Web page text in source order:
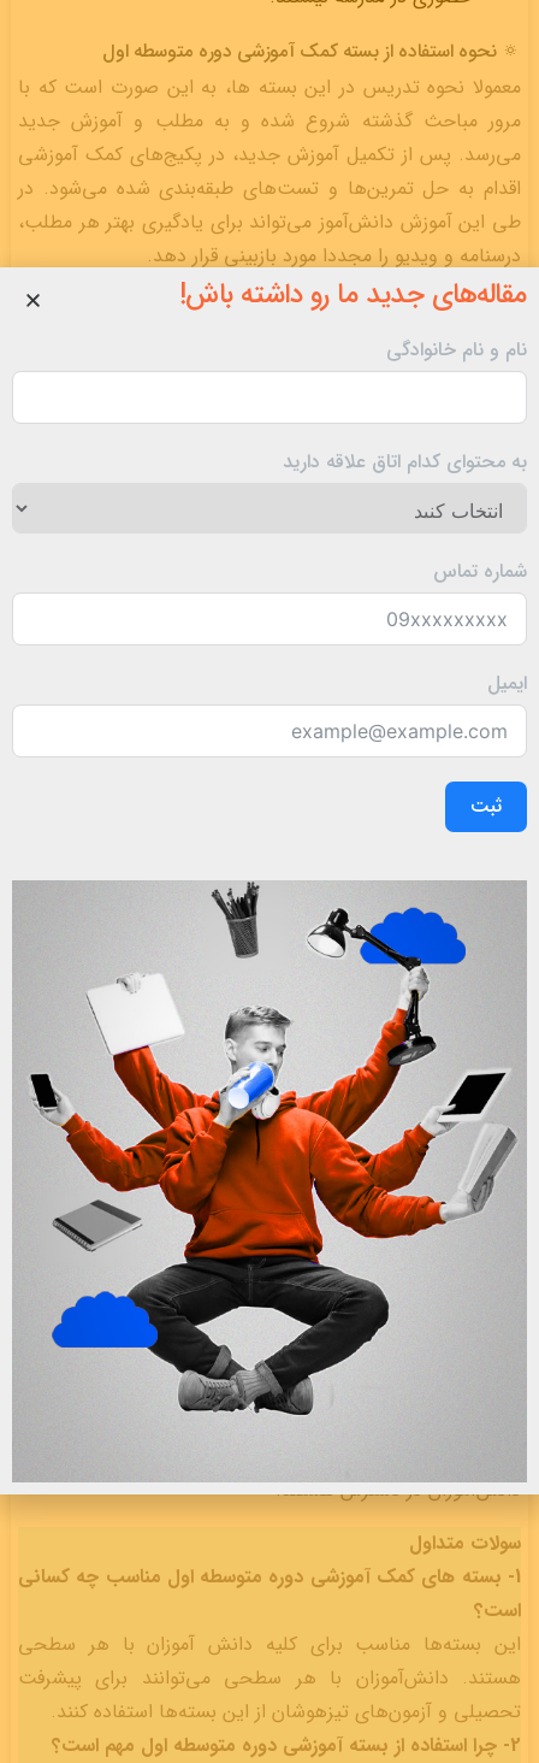
🔅 نحوه استفاده از بسته کمک آموزشی دوره متوسطه اول
معمولا نحوه تدریس در این بسته ها، به این صورت است که با
مرور مباحث گذشته شروع شده و به مطلب و آموزش جدید
می‌رسد. پس از تکمیل آموزش جدید، در پکیج‌های کمک آموزشی
اقدام به حل تمرین‌ها و تست‌های طبقه‌بندی شده می‌شود. در
طی این آموزش دانش‌­آموز می‌تواند برای یادگیری بهتر هر مطلب،
درسنامه و ویدیو را مجددا مورد بازبینی قرار دهد.
🔅 دلیل تهیه بسته‌های آموزشی چیست؟
از دلایل خریداری بسته‌های آموزشی افزایش سطح درسی در دوره
متوسطه اول و آمادگی‌های لازم برای قبولی در آزمون‌های ورودی
آموزشی دوره متوسطه اول در نظر گرفت موارد زیر است.
افزایش معدل و انتخاب رشته مد نظر
آمادگی کامل برای رقابت در آزمون تیزهوشان و نمونه
دولتی
درک مفاهیم
ارزیابی و سنجش خود
✳️ تهیه بسته‌های آموزشی به صورت تک درس
خوبی استفاده از بسته‌های کمک آموزشی آنلاین این است که شما
می‌توانید آن را به صورت تک درس یا دوره‌ای برای فرزند خود تهیه
❌ بسته های کمک آموزشی دوره متوسطه اول
بسته های‌ کمک‌ آموزشی دوره متوسطه اول
مُنتا انتخابی مطمئن
برای موفقیت در مسیر تحصیلی دانش‌آموزان است. فرآیند
یادگیری برای تمامی دانش‌آموزانی که از این بسته‌ها استفاده
می‌کنند با روش میکرولرنینگ انجام می‌شود. در روش میکرولرنینگ
مطالب درسی به‌صورتی تقسیم‌بندی شده‌اند که فرآیند آموزش و
حل تمرینِ هیچ مبحثی بیشتر از 1 ساعت طول نکشد. این سبک از
تقسیم‌بندی مطالب از خستگی دانش‌آموزان جلوگیری می‌کند و
باعث می‌شود که فرآیند یادگیری آسان‌تر و با سرعت بیشتری
تکمیل شود. علاوه بر این بخش‌بندی جزئی مباحث و درنظرگرفتن
تمرین برای هر بخش، منجر به یادگیری جزء به جزء و کامل فرد
شده و باعث می‌شود که هیچ مبحثی در هنگام درس‌خواندن از قلم
نیفتد. تمرین‌هایی که برای این بسته‌ها در نظر گرفته ‌شده، مطابق
با آخرین تغییرات کتاب‌های درسی‌ است و همگام با این تغییرات
به‌روزرسانی می‌شود. بسته‌های دانش‌آموزی مُنتا در قالب
دانش‌آموزان در دسترس هستند.
سولات متداول
1- بسته های کمک آموزشی دوره متوسطه اول مناسب چه کسانی
است؟
این بسته‌ها مناسب برای کلیه دانش آموزان با هر سطحی
هستند. دانش‌آموزان با هر سطحی می‌توانند برای پیشرفت
تحصیلی و آزمون‌های تیزهوشان از این بسته‌ها استفاده کنند.
2- چرا استفاده از بسته آموزشی دوره متوسطه اول مهم است؟
مقاله‌های جدید ما رو داشته باش!
نام و نام خانوادگی
به محتوای کدام اتاق علاقه دارید
شماره تماس
ایمیل
ثبت